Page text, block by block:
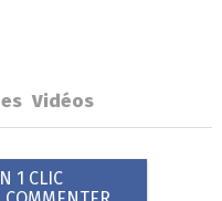
Vidéos
1 CLIC